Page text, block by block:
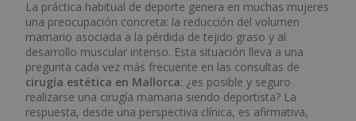
La práctica habitual de deporte genera en muchas mujeres
una preocupación concreta: la reducción del volumen
mamario asociada a la pérdida de tejido graso y al
desarrollo muscular intenso. Esta situación lleva a una
pregunta cada vez más frecuente en las consultas de
cirugía estética en Mallorca: ¿es posible y seguro
realizarse una cirugía mamaria siendo deportista? La
respuesta, desde una perspectiva clínica, es afirmativa,